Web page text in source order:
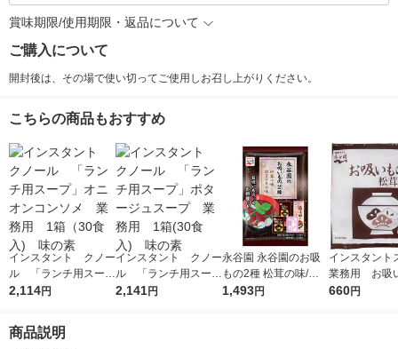
賞味期限/使用期限・返品について
ご購入について
開封後は、その場で使い切ってご使用しお召し上がりください。
こちらの商品もおすすめ
インスタント クノー
ル 「ランチ用スー
プ」オニオンコンソ
2,114円
インスタント クノー
ル 「ランチ用スー
プ」ポタージュスー
2,141円
永谷園 永谷園のお吸
もの2種 松茸の味/は
まぐりの味 各20食
1,493円
インスタン
業務用 お
松茸風味 1
660円
商品説明